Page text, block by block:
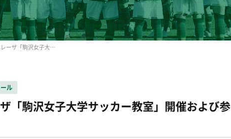
6/29(日)日テレ・ベレーザ「駒沢女子大学サッカー教室」開催および参加者募集のお知らせ
ル
「駒沢女子大学サッカー教室」開催および参